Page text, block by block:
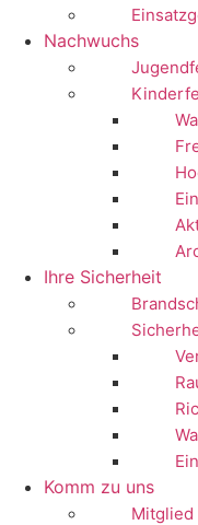
Nachwuchs
Ihre Sicherheit
Komm zu uns
Mitglied